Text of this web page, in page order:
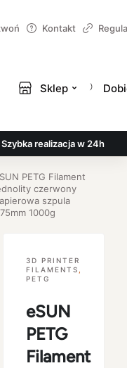
Kontakt
Sklep
realizacja w 24h
PETG Filament
czerwony
szpula
1000g
3D PRINTER
FILAMENTS
PETG
eSUN
PETG
Filament